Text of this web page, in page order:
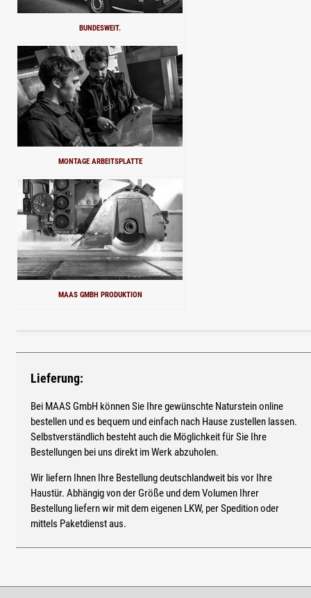
BUNDESWEIT.
MONTAGE ARBEITSPLATTE
MAAS GMBH PRODUKTION
Lieferung:
Bei MAAS GmbH können Sie Ihre gewünschte Naturstein online
bestellen und es bequem und einfach nach Hause zustellen lassen.
Selbstverständlich besteht auch die Möglichkeit für Sie Ihre
Bestellungen bei uns direkt im Werk abzuholen.
Wir liefern Ihnen Ihre Bestellung deutschlandweit bis vor Ihre
Haustür. Abhängig von der Größe und dem Volumen Ihrer
Bestellung liefern wir mit dem eigenen LKW, per Spedition oder
mittels Paketdienst aus.